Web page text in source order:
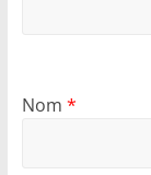
Nom *